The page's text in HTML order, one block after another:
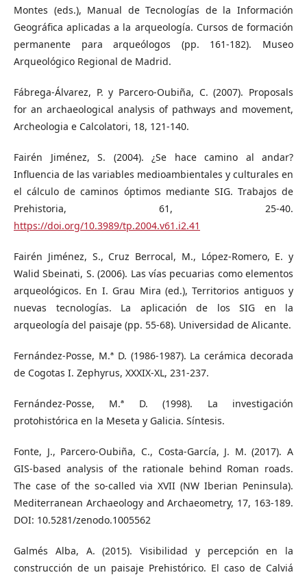
Montes (eds.), Manual de Tecnologías de la Información
Geográfica aplicadas a la arqueología. Cursos de formación
permanente para arqueólogos (pp. 161-182). Museo
Arqueológico Regional de Madrid.
Fábrega-Álvarez, P. y Parcero-Oubiña, C. (2007). Proposals
for an archaeological analysis of pathways and movement,
Archeologia e Calcolatori, 18, 121-140.
Fairén Jiménez, S. (2004). ¿Se hace camino al andar?
Influencia de las variables medioambientales y culturales en
el cálculo de caminos óptimos mediante SIG. Trabajos de
Prehistoria, 61, 25-40.
https://doi.org/10.3989/tp.2004.v61.i2.41
Fairén Jiménez, S., Cruz Berrocal, M., López-Romero, E. y
Walid Sbeinati, S. (2006). Las vías pecuarias como elementos
arqueológicos. En I. Grau Mira (ed.), Territorios antiguos y
nuevas tecnologías. La aplicación de los SIG en la
arqueología del paisaje (pp. 55-68). Universidad de Alicante.
Fernández-Posse, M.ª D. (1986-1987). La cerámica decorada
de Cogotas I. Zephyrus, XXXIX-XL, 231-237.
Fernández-Posse, M.ª D. (1998). La investigación
protohistórica en la Meseta y Galicia. Síntesis.
Fonte, J., Parcero-Oubiña, C., Costa-García, J. M. (2017). A
GIS-based analysis of the rationale behind Roman roads.
The case of the so-called via XVII (NW Iberian Peninsula).
Mediterranean Archaeology and Archaeometry, 17, 163-189.
DOI: 10.5281/zenodo.1005562
Galmés Alba, A. (2015). Visibilidad y percepción en la
construcción de un paisaje Prehistórico. El caso de Calviá